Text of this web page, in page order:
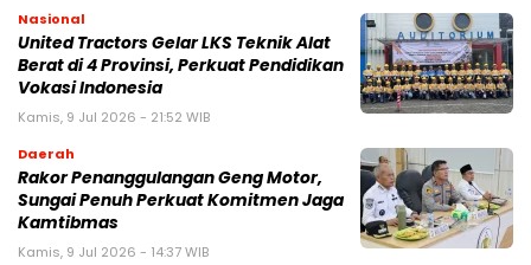
Nasional
United Tractors Gelar LKS Teknik Alat
Berat di 4 Provinsi, Perkuat Pendidikan
Vokasi Indonesia
Kamis, 9 Jul 2026 - 21:52 WIB
Daerah
Rakor Penanggulangan Geng Motor,
Sungai Penuh Perkuat Komitmen Jaga
Kamtibmas
Kamis, 9 Jul 2026 - 14:37 WIB